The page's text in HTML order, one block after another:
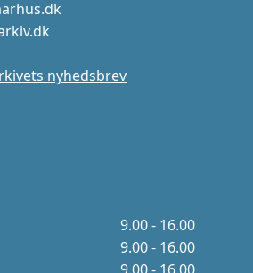
nyhedsbrev
9.00 - 16.00
9.00 - 16.00